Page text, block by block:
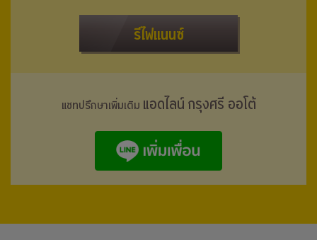
รีไฟแนนซ์
แชทปรึกษาเพิ่มเติม แอดไลน์ กรุงศรี ออโต้